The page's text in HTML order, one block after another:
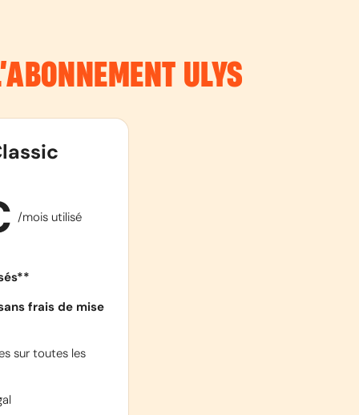
ULYS
/mois utilisé
frais de mise
sur toutes les